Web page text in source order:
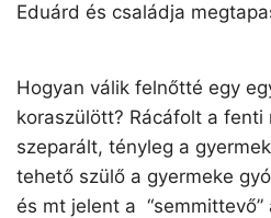
Eduárd és családja
Hogyan válik felnőtté egy
koraszülött? Rácáfolt a
szeparált, tényleg a
tehető szülő a gyermeke
és mt jelent a “semmittevő”